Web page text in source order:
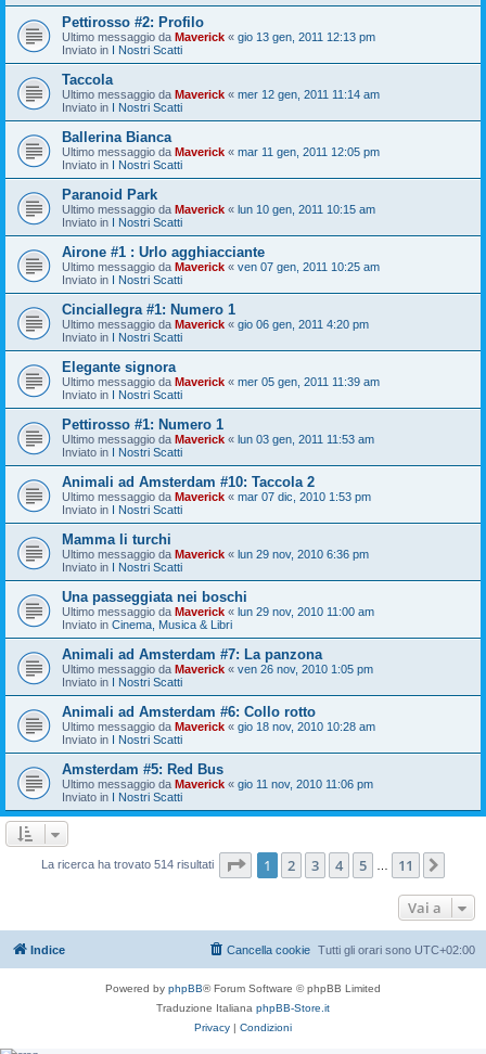
Pettirosso #2: Profilo
Ultimo messaggio da Maverick « gio 13 gen, 2011 12:13 pm
Inviato in I Nostri Scatti
Taccola
Ultimo messaggio da Maverick « mer 12 gen, 2011 11:14 am
Inviato in I Nostri Scatti
Ballerina Bianca
Ultimo messaggio da Maverick « mar 11 gen, 2011 12:05 pm
Inviato in I Nostri Scatti
Paranoid Park
Ultimo messaggio da Maverick « lun 10 gen, 2011 10:15 am
Inviato in I Nostri Scatti
Airone #1 : Urlo agghiacciante
Ultimo messaggio da Maverick « ven 07 gen, 2011 10:25 am
Inviato in I Nostri Scatti
Cinciallegra #1: Numero 1
Ultimo messaggio da Maverick « gio 06 gen, 2011 4:20 pm
Inviato in I Nostri Scatti
Elegante signora
Ultimo messaggio da Maverick « mer 05 gen, 2011 11:39 am
Inviato in I Nostri Scatti
Pettirosso #1: Numero 1
Ultimo messaggio da Maverick « lun 03 gen, 2011 11:53 am
Inviato in I Nostri Scatti
Animali ad Amsterdam #10: Taccola 2
Ultimo messaggio da Maverick « mar 07 dic, 2010 1:53 pm
Inviato in I Nostri Scatti
Mamma li turchi
Ultimo messaggio da Maverick « lun 29 nov, 2010 6:36 pm
Inviato in I Nostri Scatti
Una passeggiata nei boschi
Ultimo messaggio da Maverick « lun 29 nov, 2010 11:00 am
Inviato in Cinema, Musica & Libri
Animali ad Amsterdam #7: La panzona
Ultimo messaggio da Maverick « ven 26 nov, 2010 1:05 pm
Inviato in I Nostri Scatti
Animali ad Amsterdam #6: Collo rotto
Ultimo messaggio da Maverick « gio 18 nov, 2010 10:28 am
Inviato in I Nostri Scatti
Amsterdam #5: Red Bus
Ultimo messaggio da Maverick « gio 11 nov, 2010 11:06 pm
Inviato in I Nostri Scatti
La ricerca ha trovato 514 risultati Pagina di 11
1 2 3 4 5 11
Vai a
Indice Tutti gli orari sono UTC+02:00
Cancella cookie
Powered by phpBB® Forum Software © phpBB Limited
Traduzione Italiana phpBB-Store.it
Privacy | Condizioni